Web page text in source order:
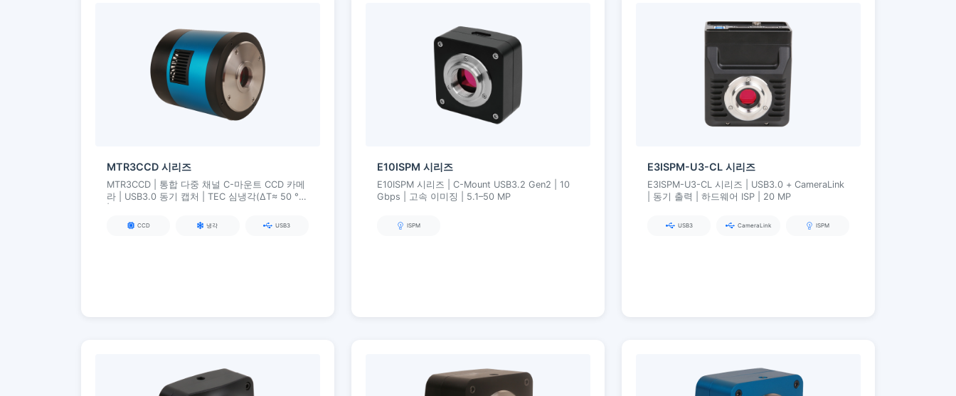
MTR3CCD 시리즈
MTR3CCD | 통합 다중 채널 C-마운트 CCD 카메
라 | USB3.0 동기 캡처 | TEC 심냉각(ΔT≈ 50 °C)
CCD 냉각 USB3
E10ISPM 시리즈
E10ISPM 시리즈 | C-Mount USB3.2 Gen2 | 10
Gbps | 고속 이미징 | 5.1–50 MP
ISPM
E3ISPM-U3-CL 시리즈
E3ISPM-U3-CL 시리즈 | USB3.0 + CameraLink
| 동기 출력 | 하드웨어 ISP | 20 MP
USB3 CameraLink ISPM